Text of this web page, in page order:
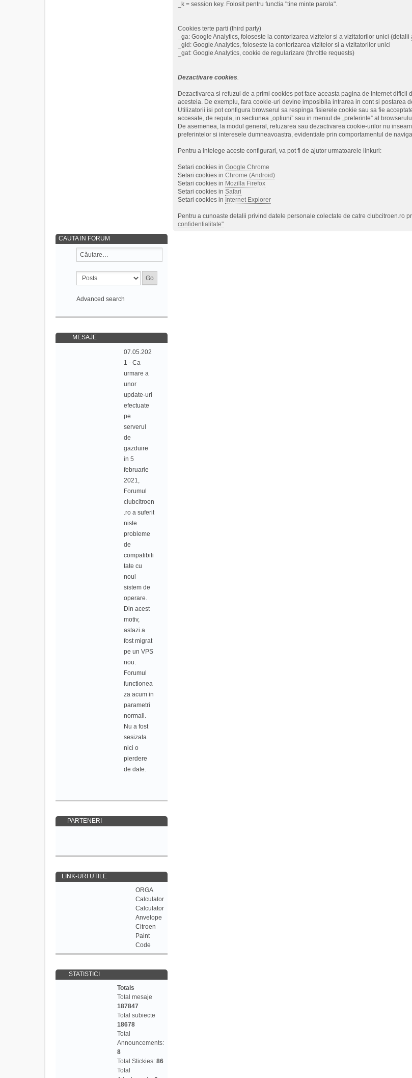
_k = session key. Folosit pentru functia "tine minte parola".
Cookies terte parti (third party)
_ga: Google Analytics, foloseste la contorizarea vizitelor si a vizitatorilor unici (detalii
_gid: Google Analytics, foloseste la contorizarea vizitelor si a vizitatorilor unici
_gat: Google Analytics, cookie de regularizare (throttle requests)
Dezactivare cookies.
Dezactivarea si refuzul de a primi cookies pot face aceasta pagina de Internet
acesteia. De exemplu, fara cookie-uri devine imposibila intrarea in cont si postarea
Utilizatorii isi pot configura browserul sa respinga fisierele cookie sau sa fie
accesate, de regula, in sectiunea „optiuni” sau in meniul de „preferinte” al
De asemenea, la modul general, refuzarea sau dezactivarea cookie-urilor nu
preferintelor si interesele dumneavoastra, evidentiate prin comportamentul de
Pentru a intelege aceste configurari, va pot fi de ajutor urmatoarele linkuri:
Setari cookies in Google Chrome
Setari cookies in Chrome (Android)
Setari cookies in Mozilla Firefox
Setari cookies in Safari
Setari cookies in Internet Explorer
Pentru a cunoaste detalii privind datele personale colectate de catre clubcitroen.ro
confidentialitate"
CAUTA IN FORUM
Advanced search
MESAJE
07.05.202
1 - Ca
urmare a
unor
update-uri
efectuate
pe
serverul
de
gazduire
in 5
februarie
2021,
Forumul
clubcitroen
.ro a suferit
niste
probleme
de
compatibili
tate cu
noul
sistem de
operare.
Din acest
motiv,
astazi a
fost migrat
pe un VPS
nou.
Forumul
functionea
za acum in
parametri
normali.
Nu a fost
sesizata
nici o
pierdere
de date.
PARTENERI
LINK-URI UTILE
ORGA
Calculator
Calculator
Anvelope
Citroen
Paint
Code
STATISTICI
Totals
Total mesaje
187847
Total subiecte
18678
Total
Announcements:
8
Total Stickies: 86
Total